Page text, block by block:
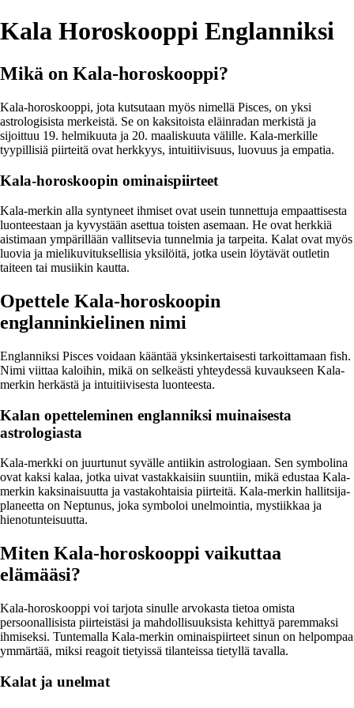
Kala Horoskooppi Englanniksi
Mikä on Kala-horoskooppi?
Kala-horoskooppi, jota kutsutaan myös nimellä Pisces, on yksi
astrologisista merkeistä. Se on kaksitoista eläinradan merkistä ja
sijoittuu 19. helmikuuta ja 20. maaliskuuta välille. Kala-merkille
tyypillisiä piirteitä ovat herkkyys, intuitiivisuus, luovuus ja empatia.
Kala-horoskoopin ominaispiirteet
Kala-merkin alla syntyneet ihmiset ovat usein tunnettuja empaattisesta
luonteestaan ja kyvystään asettua toisten asemaan. He ovat herkkiä
aistimaan ympärillään vallitsevia tunnelmia ja tarpeita. Kalat ovat myös
luovia ja mielikuvituksellisia yksilöitä, jotka usein löytävät outletin
taiteen tai musiikin kautta.
Opettele Kala-horoskoopin
englanninkielinen nimi
Englanniksi Pisces voidaan kääntää yksinkertaisesti tarkoittamaan fish.
Nimi viittaa kaloihin, mikä on selkeästi yhteydessä kuvaukseen Kala-
merkin herkästä ja intuitiivisesta luonteesta.
Kalan opetteleminen englanniksi muinaisesta
astrologiasta
Kala-merkki on juurtunut syvälle antiikin astrologiaan. Sen symbolina
ovat kaksi kalaa, jotka uivat vastakkaisiin suuntiin, mikä edustaa Kala-
merkin kaksinaisuutta ja vastakohtaisia piirteitä. Kala-merkin hallitsija-
planeetta on Neptunus, joka symboloi unelmointia, mystiikkaa ja
hienotunteisuutta.
Miten Kala-horoskooppi vaikuttaa
elämääsi?
Kala-horoskooppi voi tarjota sinulle arvokasta tietoa omista
persoonallisista piirteistäsi ja mahdollisuuksista kehittyä paremmaksi
ihmiseksi. Tuntemalla Kala-merkin ominaispiirteet sinun on helpompaa
ymmärtää, miksi reagoit tietyissä tilanteissa tietyllä tavalla.
Kalat ja unelmat